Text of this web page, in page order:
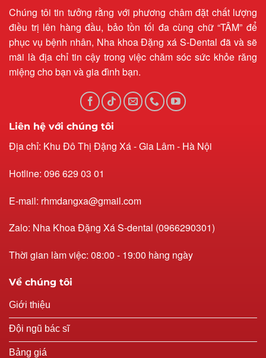
Chúng tôi tin tưởng rằng với phương châm đặt chất lượng
điều trị lên hàng đầu, bảo tồn tối đa cùng chữ “TÂM” để
phục vụ bệnh nhân, Nha khoa Đặng xá S-Dental đã và sẽ
mãi là địa chỉ tin cậy trong việc chăm sóc sức khỏe răng
miệng cho bạn và gia đình bạn.
Liên hệ với chúng tôi
Địa chỉ: Khu Đô Thị Đặng Xá - Gia Lâm - Hà Nội
Hotline: 096 629 03 01
E-mail: rhmdangxa@gmail.com
Zalo: Nha Khoa Đặng Xá S-dental (0966290301)
Thời gian làm việc: 08:00 - 19:00 hàng ngày
Về chúng tôi
Giới thiệu
Đội ngũ bác sĩ
Bảng giá